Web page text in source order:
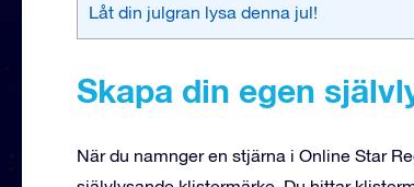
Låt din julgran lysa denna jul!
Skapa din egen
När du namnger en stjärna i Online Star